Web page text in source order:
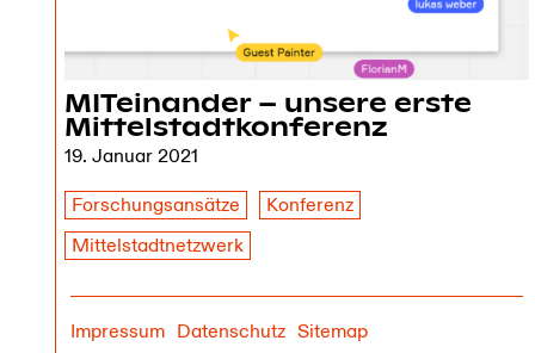
MITeinander – unsere erste
Mittelstadtkonferenz
19. Januar 2021
Forschungsansätze
Konferenz
Mittelstadtnetzwerk
Impressum Datenschutz Sitemap